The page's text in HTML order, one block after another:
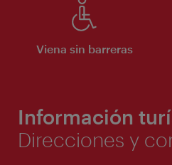
Viena sin barreras
Información
Direcciones y